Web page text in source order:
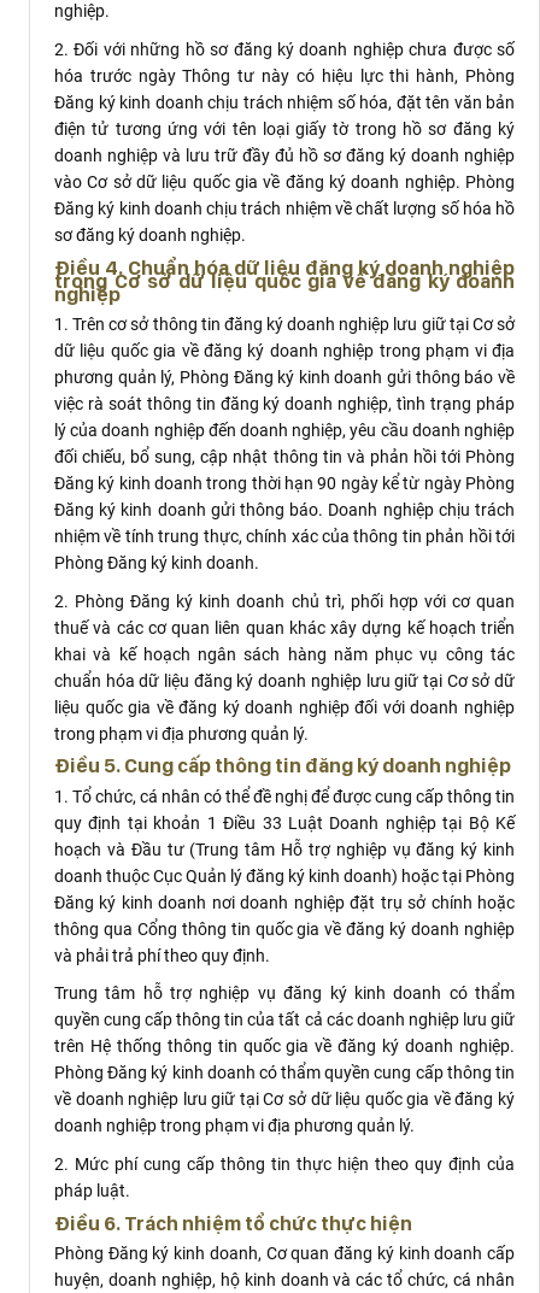
nghiệp.
2. Đối với những hồ sơ đăng ký doanh nghiệp chưa được số
hóa trước ngày Thông tư này có hiệu lực thi hành, Phòng
Đăng ký kinh doanh chịu trách nhiệm số hóa, đặt tên văn bản
điện tử tương ứng với tên loại giấy tờ trong hồ sơ đăng ký
doanh nghiệp và lưu trữ đầy đủ hồ sơ đăng ký doanh nghiệp
vào Cơ sở dữ liệu quốc gia về đăng ký doanh nghiệp. Phòng
Đăng ký kinh doanh chịu trách nhiệm về chất lượng số hóa hồ
sơ đăng ký doanh nghiệp.
Điều 4. Chuẩn hóa dữ liệu đăng ký doanh nghiệp
trong Cơ sở dữ liệu quốc gia về đăng ký doanh
nghiệp
1. Trên cơ sở thông tin đăng ký doanh nghiệp lưu giữ tại Cơ sở
dữ liệu quốc gia về đăng ký doanh nghiệp trong phạm vi địa
phương quản lý, Phòng Đăng ký kinh doanh gửi thông báo về
việc rà soát thông tin đăng ký doanh nghiệp, tình trạng pháp
lý của doanh nghiệp đến doanh nghiệp, yêu cầu doanh nghiệp
đối chiếu, bổ sung, cập nhật thông tin và phản hồi tới Phòng
Đăng ký kinh doanh trong thời hạn 90 ngày kể từ ngày Phòng
Đăng ký kinh doanh gửi thông báo. Doanh nghiệp chịu trách
nhiệm về tính trung thực, chính xác của thông tin phản hồi tới
Phòng Đăng ký kinh doanh.
2. Phòng Đăng ký kinh doanh chủ trì, phối hợp với cơ quan
thuế và các cơ quan liên quan khác xây dựng kế hoạch triển
khai và kế hoạch ngân sách hàng năm phục vụ công tác
chuẩn hóa dữ liệu đăng ký doanh nghiệp lưu giữ tại Cơ sở dữ
liệu quốc gia về đăng ký doanh nghiệp đối với doanh nghiệp
trong phạm vi địa phương quản lý.
Điều 5. Cung cấp thông tin đăng ký doanh nghiệp
1. Tổ chức, cá nhân có thể đề nghị để được cung cấp thông tin
quy định tại khoản 1 Điều 33 Luật Doanh nghiệp tại Bộ Kế
hoạch và Đầu tư (Trung tâm Hỗ trợ nghiệp vụ đăng ký kinh
doanh thuộc Cục Quản lý đăng ký kinh doanh) hoặc tại Phòng
Đăng ký kinh doanh nơi doanh nghiệp đặt trụ sở chính hoặc
thông qua Cổng thông tin quốc gia về đăng ký doanh nghiệp
và phải trả phí theo quy định.
Trung tâm hỗ trợ nghiệp vụ đăng ký kinh doanh có thẩm
quyền cung cấp thông tin của tất cả các doanh nghiệp lưu giữ
trên Hệ thống thông tin quốc gia về đăng ký doanh nghiệp.
Phòng Đăng ký kinh doanh có thẩm quyền cung cấp thông tin
về doanh nghiệp lưu giữ tại Cơ sở dữ liệu quốc gia về đăng ký
doanh nghiệp trong phạm vi địa phương quản lý.
2. Mức phí cung cấp thông tin thực hiện theo quy định của
pháp luật.
Điều 6. Trách nhiệm tổ chức thực hiện
Phòng Đăng ký kinh doanh, Cơ quan đăng ký kinh doanh cấp
huyện, doanh nghiệp, hộ kinh doanh và các tổ chức, cá nhân